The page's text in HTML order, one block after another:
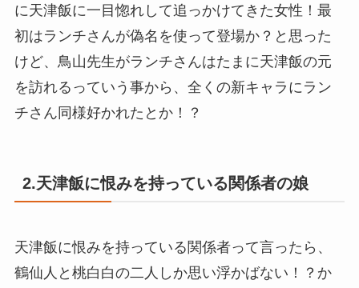
に天津飯に一目惚れして追っかけてきた女性！最
初はランチさんが偽名を使って登場か？と思った
けど、鳥山先生がランチさんはたまに天津飯の元
を訪れるっていう事から、全くの新キャラにラン
チさん同様好かれたとか！？
2.天津飯に恨みを持っている関係者の娘
天津飯に恨みを持っている関係者って言ったら、
鶴仙人と桃白白の二人しか思い浮かばない！？か